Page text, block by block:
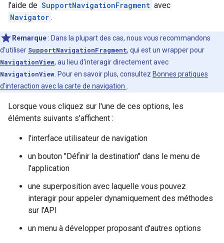
l'aide de SupportNavigationFragment avec
Navigator .
Remarque : Dans la plupart des cas, nous vous recommandons
d'utiliser SupportNavigationFragment, qui est un wrapper pour
NavigationView, au lieu d'interagir directement avec
NavigationView . Pour en savoir plus, consultez Bonnes pratiques
d'interaction avec la carte de navigation
Lorsque vous cliquez sur l'une de ces options, les
éléments suivants s'affichent :
l'interface utilisateur de navigation
un bouton "Définir la destination" dans le menu de
l'application
une superposition avec laquelle vous pouvez
interagir pour appeler dynamiquement des méthodes
sur l'API
un menu à développer proposant d'autres options